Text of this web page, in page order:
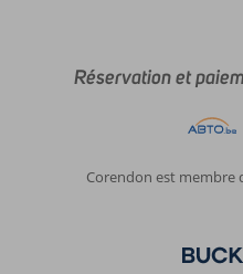
Réservation et
Corendon est membre